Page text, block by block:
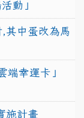
動」
其中蛋改為馬
端幸運卡」
施計畫